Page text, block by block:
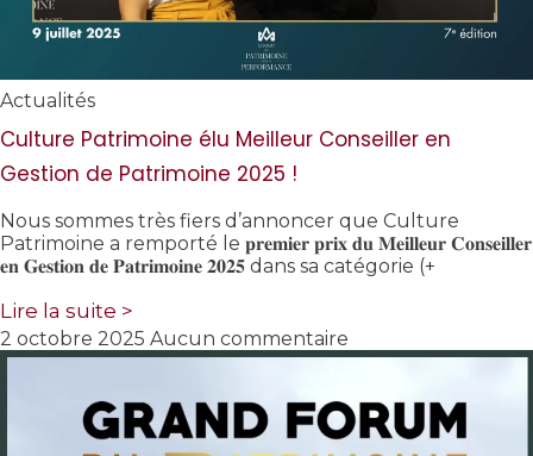
Actualités
Culture Patrimoine élu Meilleur Conseiller en
Gestion de Patrimoine 2025 !
Nous sommes très fiers d’annoncer que Culture
Patrimoine a remporté le 𝐩𝐫𝐞𝐦𝐢𝐞𝐫 𝐩𝐫𝐢𝐱 𝐝𝐮 𝐌𝐞𝐢𝐥𝐥𝐞𝐮𝐫 𝐂𝐨𝐧𝐬𝐞𝐢𝐥𝐥𝐞𝐫
𝐞𝐧 𝐆𝐞𝐬𝐭𝐢𝐨𝐧 𝐝𝐞 𝐏𝐚𝐭𝐫𝐢𝐦𝐨𝐢𝐧𝐞 𝟐𝟎𝟐𝟓 dans sa catégorie (+
Lire la suite >
2 octobre 2025 Aucun commentaire